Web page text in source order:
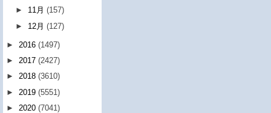
► 11月(157)
► 12月(127)
► 2016 (1497)
► 2017 (2427)
► 2018 (3610)
► 2019 (5551)
► 2020 (7041)